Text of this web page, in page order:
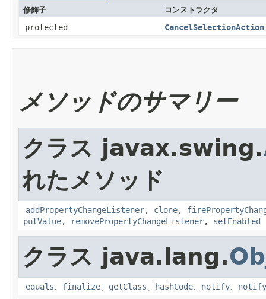
修飾子 コンストラクタ
protected CancelSelectionAction
メソッドのサマリー
クラス javax.swing.
れたメソッド
addPropertyChangeListener, clone,
putValue, removePropertyChangeListener, setEnabled
クラス java.lang.
equals、 finalize、 getClass、 hashCode、 notify、